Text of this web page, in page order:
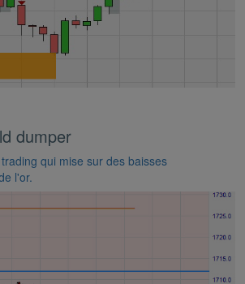
dumper
qui mise sur des baisses
l'or.